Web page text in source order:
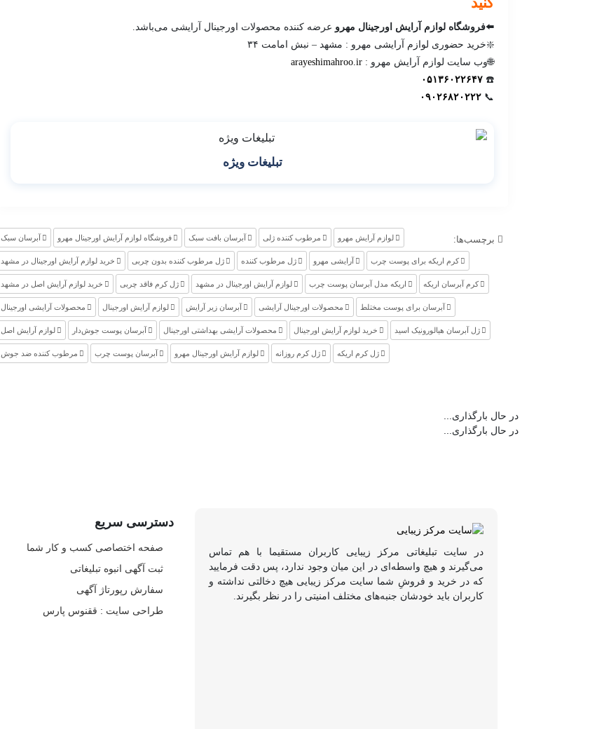
⬅️فروشگاه لوازم آرایش اورجینال مهرو عرضه کننده محصولات اورجینال آرایشی می‌باشد.
❇️خرید حضوری لوازم آرایشی مهرو : مشهد – نبش امامت ۳۴
🌐وب سایت لوازم آرایش مهرو : arayeshimahroo.ir
☎️ ۰۵۱۳۶۰۲۲۶۴۷
📞 ۰۹۰۲۶۸۲۰۲۲۲
تبلیغات ویژه
برچسب‌ها: لوازم آرایش مهرو مرطوب کننده ژلی آبرسان بافت سبک فروشگاه لوازم آرایش اورجینال مهرو آبرسان سبک
کرم اریکه برای پوست چرب آرایشی مهرو ژل مرطوب کننده ژل مرطوب کننده بدون چربی خرید لوازم آرایش اورجینال در مشهد
کرم آبرسان اریکه اریکه مدل آبرسان پوست چرب لوازم آرایش اورجینال در مشهد ژل کرم فاقد چربی خرید لوازم آرایش اصل در مشهد
آبرسان برای پوست مختلط محصولات اورجینال آرایشی آبرسان زیر آرایش لوازم آرایش اورجینال محصولات آرایشی اورجینال
ژل آبرسان هیالورونیک اسید خرید لوازم آرایش اورجینال محصولات آرایشی بهداشتی اورجینال آبرسان پوست جوش‌دار لوازم آرایش اصل
ژل کرم اریکه ژل کرم روزانه لوازم آرایش اورجینال مهرو آبرسان پوست چرب مرطوب کننده ضد جوش
در حال بارگذاری...
در حال بارگذاری...
در سایت تبلیغاتی مرکز زیبایی کاربران مستقیما با هم تماس
می‌گیرند و هیچ واسطه‌ای در این میان وجود ندارد، پس دقت فرمایید
که در خرید و فروشِ شما سایت مرکز زیبایی هیچ دخالتی نداشته و
کاربران باید خودشان جنبه‌های مختلف امنیتی را در نظر بگیرند.
دسترسی سریع
صفحه اختصاصی کسب و کار شما
ثبت آگهی انبوه تبلیغاتی
سفارش رپورتاژ آگهی
طراحی سایت : ققنوس پارس